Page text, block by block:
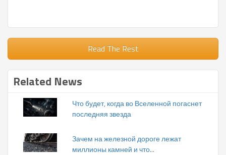
Read The Rest
Related News
Что будет, когда во Вселенной погаснет
последняя звезда
Зачем на железной дороге лежат
миллионы камней и что...